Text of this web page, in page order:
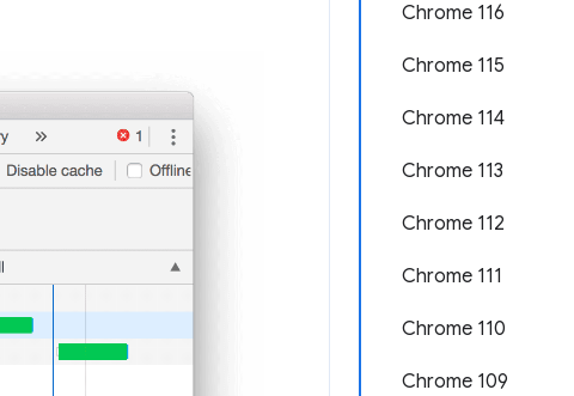
Chrome 116
Chrome 115
Chrome 114
Chrome 113
Chrome 112
Chrome 111
Chrome 110
Chrome 109